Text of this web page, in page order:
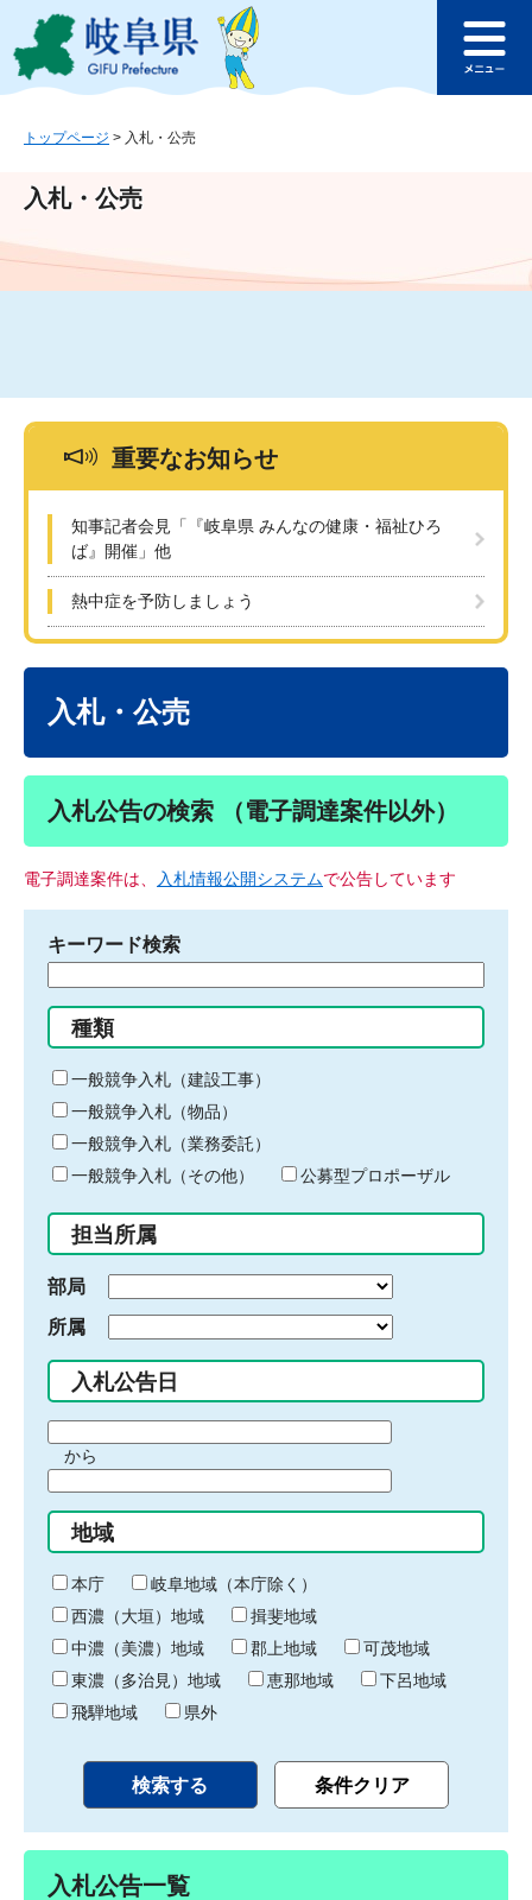
ジ
ュ
文
このページの本文へ
ュ
トップページ > 入札・公売
入札・公売
重要なお知らせ
知事記者会見「『岐阜県 みんなの健康・福祉ひろ
ば』開催」他
熱中症を予防しましょう
入札・公売
入札公告の検索 （電子調達案件以外）
電子調達案件は、 入札情報公開システムで公告しています
キーワード検索
る
キ
ー
ワ
ー
ド
入
力
種類
一般競争入札（建設工事）
一般競争入札（物品）
一般競争入札（業務委託）
一般競争入札（その他）
公募型プロポーザル
担当所属
部局
所属
入札公告日
間
始
り
から
間
終
わ
り
地域
本庁
岐阜地域（本庁除く）
西濃（大垣）地域
揖斐地域
中濃（美濃）地域
郡上地域
可茂地域
東濃（多治見）地域
恵那地域
下呂地域
飛騨地域
県外
入札公告一覧